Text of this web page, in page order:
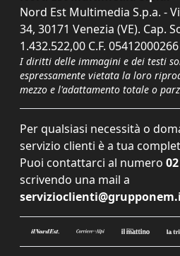
Nord Est Multimedia S.p.a. -
34, 30171 Venezia (VE). Cap.
1.432.522,00 C.F.
I diritti delle immagini e dei testi
espressamente vietata la loro
mezzo e l'adattamento totale o
Per qualsiasi necessità o
servizio clienti è a tua
Puoi contattarci al numero
scrivendo una mail a